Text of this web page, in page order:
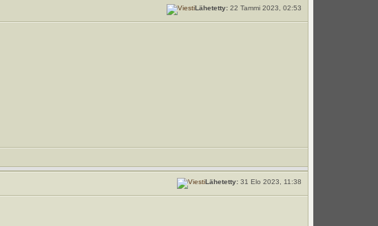
Lähetetty: 22 Tammi 2023, 02:53
Lähetetty: 31 Elo 2023, 11:38